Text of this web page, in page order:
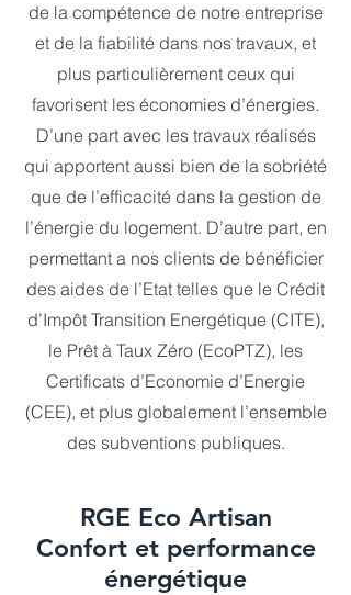
de la compétence de notre entreprise
et de la fiabilité dans nos travaux, et
plus particulièrement ceux qui
favorisent les économies d’énergies.
D’une part avec les travaux réalisés
qui apportent aussi bien de la sobriété
que de l’efficacité dans la gestion de
l’énergie du logement. D’autre part, en
permettant a nos clients de bénéficier
des aides de l’Etat telles que le Crédit
d’Impôt Transition Energétique (CITE),
le Prêt à Taux Zéro (EcoPTZ), les
Certificats d’Economie d’Energie
(CEE), et plus globalement l’ensemble
des subventions publiques.
RGE Eco Artisan
Confort et performance
énergétique